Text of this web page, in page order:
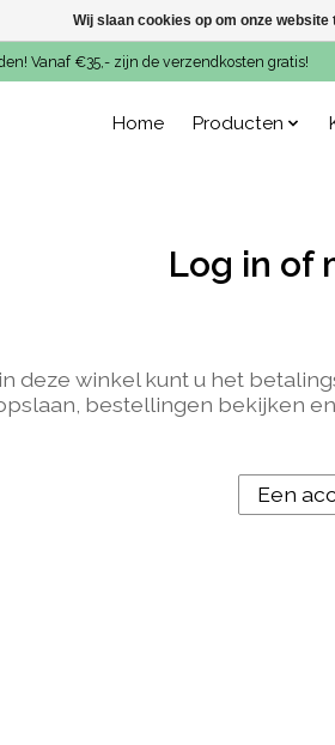
Vanaf €35,- zijn de verzendkosten gratis!
Home Producten
Log in of
deze winkel kunt u het
bestellingen bekijken
Een
Wij slaan cookies op om onze